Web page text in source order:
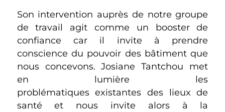
Son intervention auprès de notre groupe
de travail agit comme un booster de
confiance car il invite à prendre
conscience du pouvoir des bâtiment que
nous concevons. Josiane Tantchou met
en lumière les
problématiques existantes des lieux de
santé et nous invite alors à la